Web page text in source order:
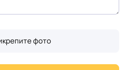
Холодная сварка
фото